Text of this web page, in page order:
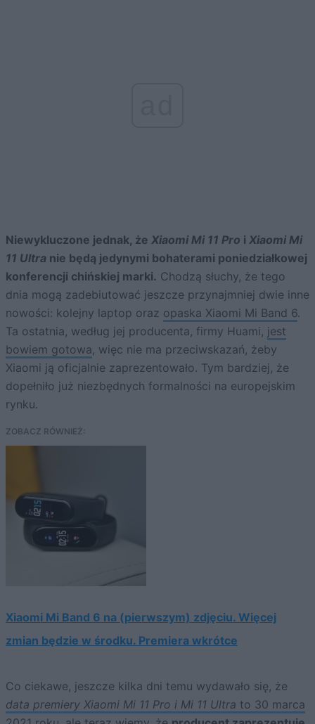
Niewykluczone jednak, że Xiaomi Mi 11 Pro i Xiaomi Mi
11 Ultra nie będą jedynymi bohaterami poniedziałkowej
konferencji chińskiej marki. Chodzą słuchy, że tego
dnia mogą zadebiutować jeszcze przynajmniej dwie inne
nowości: kolejny laptop oraz opaska Xiaomi Mi Band 6.
Ta ostatnia, według jej producenta, firmy Huami, jest
bowiem gotowa, więc nie ma przeciwskazań, żeby
Xiaomi ją oficjalnie zaprezentowało. Tym bardziej, że
dopełniło już niezbędnych formalności na europejskim
rynku.
ZOBACZ RÓWNIEŻ:
Xiaomi Mi Band 6 na (pierwszym) zdjęciu. Więcej
zmian będzie w środku. Premiera wkrótce
Co ciekawe, jeszcze kilka dni temu wydawało się, że
data premiery Xiaomi Mi 11 Pro i Mi 11 Ultra to 30 marca